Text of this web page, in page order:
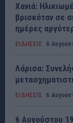
Χανιά:
βρισκόταν σε
ημέρες
ΕΙΔΗΣΕΙΣ 6
Λάρισα:
ΕΙΔΗΣΕΙΣ 6
6 Αυγούστου